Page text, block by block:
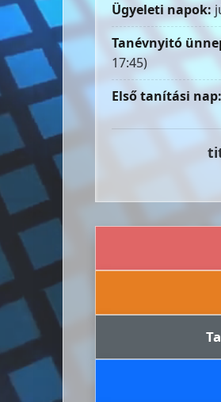
Ügyeleti napok:
Tanévnyitó
17:45)
Első tanítási nap: